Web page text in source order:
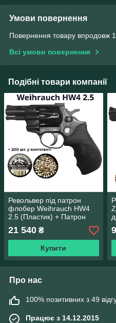
Умови повернення
Повернення товару впродовж
Всі умови повернення
Подібні товари компанії
Револьвер під патрон
флобер Weihrauch HW4
2.5 (Пластик) + Патрон
Флобера Чехи 4 мм 200
шт.
21 540 ₴
Купити
Про нас
100% позитивних з 49
Працює з 14.12.2015